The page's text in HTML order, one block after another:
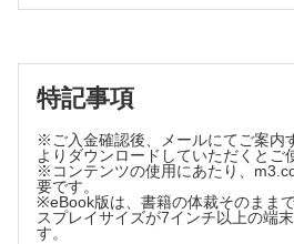
02 全身性強皮症の動物モデルからわ
誘導モデル
自然発症モデル
研究論文に使用されている強皮症マウス
全身性強皮症の病態理解と新規治療標
交えて－
おわりに
第7章 皮膚筋炎・多発筋炎
01 MDA5抗体陽性皮膚筋炎（筋無症候
はじめに
SLEのオーバービュー
SLEにおける獲得免疫の異常
SLEの病態から考える治療標的
おわりに
02 全身性エリテマトーデスにおけ
与
はじめに
全身性エリテマトーデス（SLE）の
特記事項
※ご入金確認後、メールにてご案内
よりダウンロードしていただくとご
※コンテンツの使用にあたり、
要です。
※eBook版は、書籍の体裁そのまま
スプレイサイズが7インチ以上の端
す。